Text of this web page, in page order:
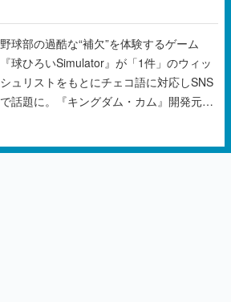
野球部の過酷な“補欠”を体験するゲーム
『球ひろいSimulator』が「1件」のウィッ
シュリストをもとにチェコ語に対応しSNS
で話題に。『キングダム・カム』開発元や